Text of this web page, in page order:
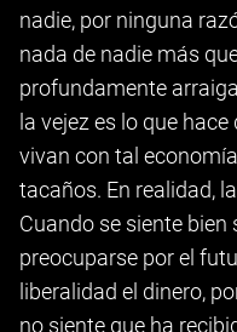
nadie, por ninguna
nada de nadie más
profundamente
la vejez es lo que
vivan con tal
tacaños. En realidad,
Cuando se siente bien
preocuparse por el
liberalidad el dinero,
no siente que ha